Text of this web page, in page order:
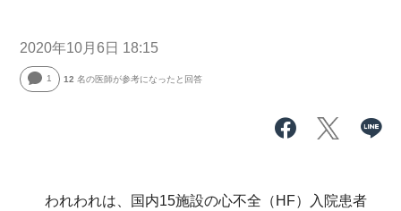
2020年10月6日 18:15
1 12 名の医師が参考になったと回答
われわれは、国内15施設の心不全（HF）入院患者